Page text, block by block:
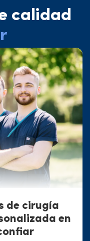
calidad
de cirugía
en